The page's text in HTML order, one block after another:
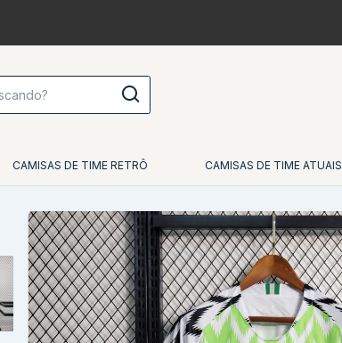
CAMISAS DE TIME RETRÔ CAMISAS DE TIME ATUAIS